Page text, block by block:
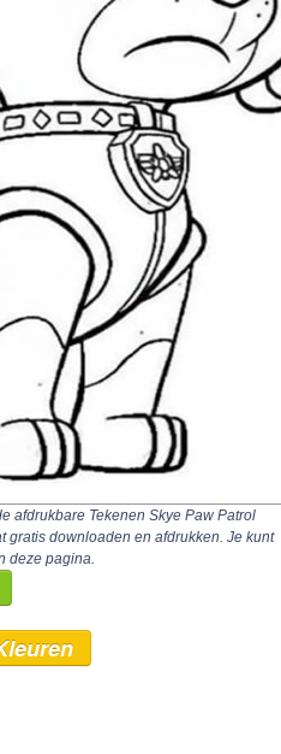
afdrukbare Tekenen Skye Paw Patrol
gratis downloaden en afdrukken. Je kunt
deze pagina.